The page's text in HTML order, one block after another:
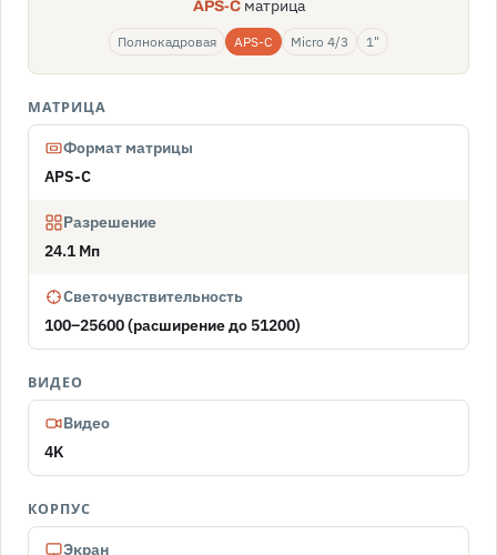
APS-Cматрица
Полнокадровая APS-C Micro 4/3 1"
МАТРИЦА
Формат матрицы
APS-C
Разрешение
24.1 Мп
Светочувствительность
100–25600 (расширение до 51200)
ВИДЕО
Видео
4K
КОРПУС
Экран